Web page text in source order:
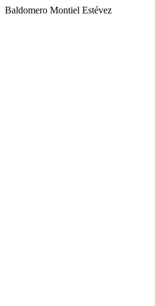
Baldomero Montiel Estévez